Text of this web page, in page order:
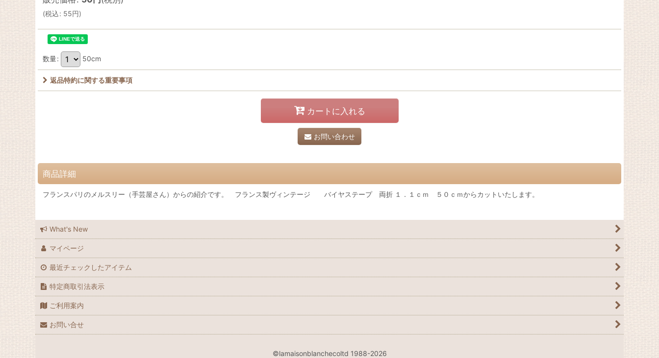
(税込: 55円)
数量: 50cm
返品特約に関する重要事項
カートに入れる
お問い合わせ
商品詳細
フランスパリのメルスリー（手芸屋さん）からの紹介です。 フランス製ヴィンテージ バイヤステープ 両折 １．１ｃｍ ５０ｃｍからカットいたします。
What's New
マイページ
最近チェックしたアイテム
特定商取引法表示
ご利用案内
お問い合せ
©lamaisonblanchecoltd 1988-2026